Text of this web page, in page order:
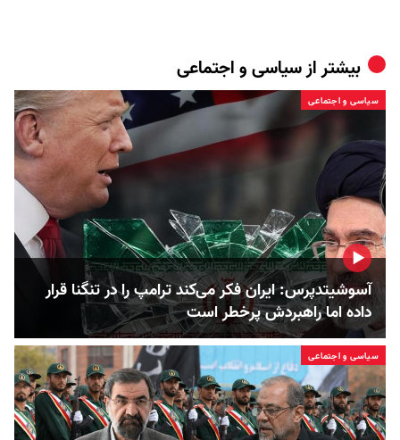
بیشتر ازسیاسی و اجتماعی
سیاسی و اجتماعی
آسوشیتدپرس: ایران فکر می‌کند ترامپ را در تنگنا قرار
داده‌ اما راهبردش پرخطر است
سیاسی و اجتماعی